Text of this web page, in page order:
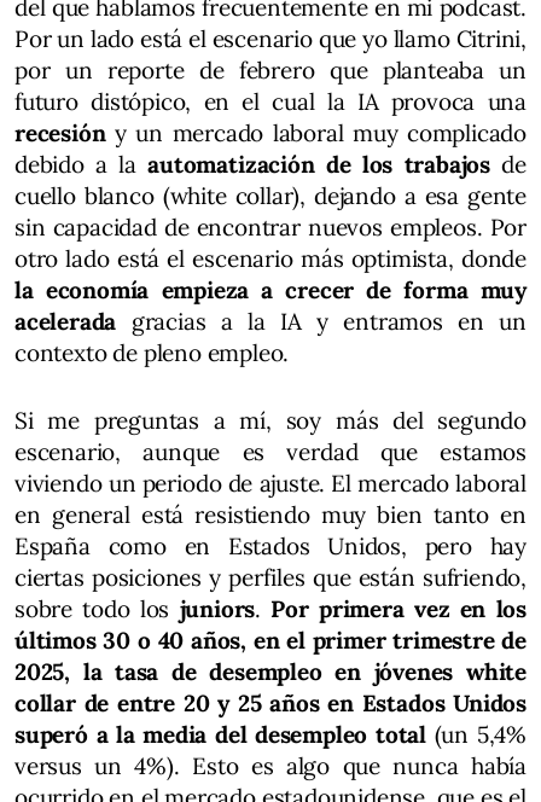
del que hablamos frecuentemente en mi podcast.
Por un lado está el escenario que yo llamo Citrini,
por un reporte de febrero que planteaba un
futuro distópico, en el cual la IA provoca una
recesióny un mercado laboral muy complicado
debido a laautomatización de los trabajos de
cuello blanco (white collar), dejando a esa gente
sin capacidad de encontrar nuevos empleos. Por
otro lado está el escenario más optimista, donde
la economía empieza a crecer de forma muy
acelerada gracias a la IA y entramos en un
contexto de pleno empleo.
Si me preguntas a mí, soy más del segundo
escenario, aunque es verdad que estamos
viviendo un periodo de ajuste. El mercado laboral
en general está resistiendo muy bien tanto en
España como en Estados Unidos, pero hay
ciertas posiciones y perfiles que están sufriendo,
sobre todo los juniors. Por primera vez en los
últimos 30 o 40 años, en el primer trimestre de
2025, la tasa de desempleo en jóvenes white
collar de entre 20 y 25 años en Estados Unidos
superó a la media del desempleo total (un 5,4%
versus un 4%). Esto es algo que nunca había